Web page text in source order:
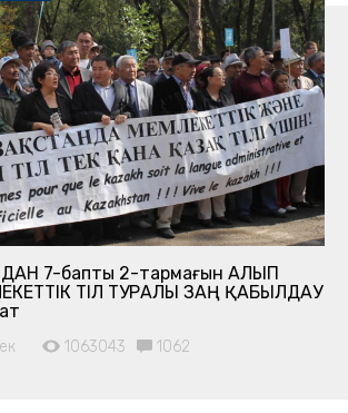
7-баптың 2-тармағын АЛЫП
ТІЛ ТУРАЛЫ ЗАҢ ҚАБЫЛДАУ
1063043 1062